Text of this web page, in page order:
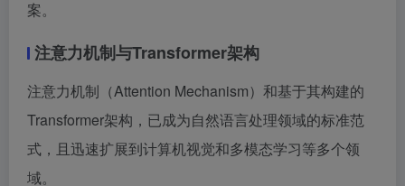
案。
注意力机制与Transformer架构
注意力机制（Attention Mechanism）和基于其构建的
Transformer架构，已成为自然语言处理领域的标准范
式，且迅速扩展到计算机视觉和多模态学习等多个领
域。